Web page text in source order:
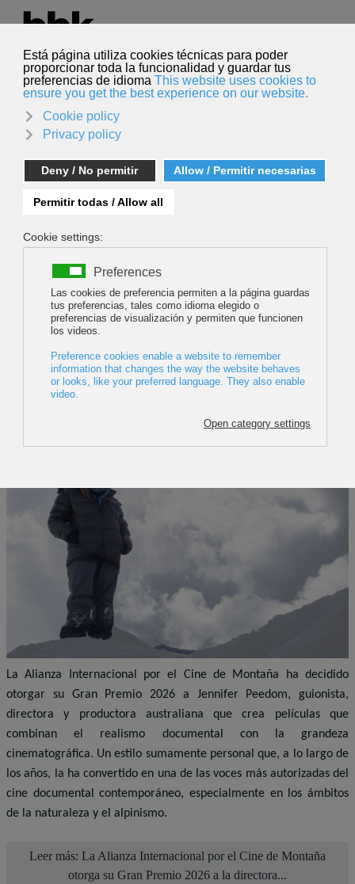
Seleccione su idioma
Español
Buscar
La Alianza Internacional por el Cine de
Montaña otorga su Gran Premio 2026 a la
directora australiana Jennifer Peedom
La Alianza Internacional por el Cine de Montaña ha decidido
otorgar su Gran Premio 2026 a Jennifer Peedom, guionista,
directora y productora australiana que crea películas que
combinan el realismo documental con la grandeza
cinematográfica. Un estilo sumamente personal que, a lo largo de
los años, la ha convertido en una de las voces más autorizadas del
cine documental contemporáneo, especialmente en los ámbitos
de la naturaleza y el alpinismo.
Leer más: La Alianza Internacional por el Cine de Montaña
otorga su Gran Premio 2026 a la directora...